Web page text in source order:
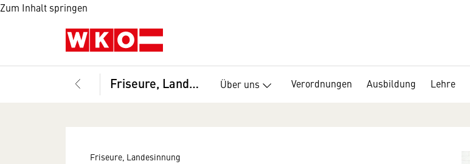
Zum Inhalt springen
Friseure, Landesinnung Über uns Verordnungen Ausbildung Lehre
Friseure, Landesinnung